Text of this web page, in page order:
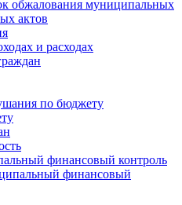
обжалования муниципальных
актов
и расходах
по бюджету
финансовый контроль
финансовый